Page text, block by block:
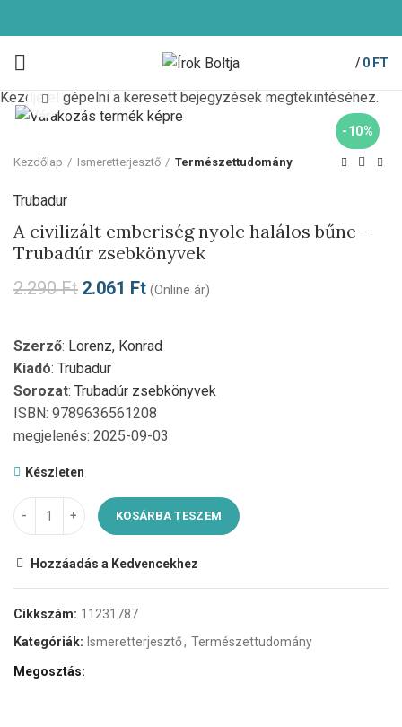
/ 0 FT
-10%
Click to enlarge
Kezdőlap Ismeretterjesztő Természettudomány
Trubadur
A civilizált emberiség nyolc halálos bűne –
Trubadúr zsebkönyvek
2.290Ft 2.061 Ft (Online ár)
Szerző: Lorenz, Konrad
Kiadó: Trubadur
Sorozat: Trubadúr zsebkönyvek
ISBN: 9789636561208
megjelenés: 2025-09-03
Készleten
KOSÁRBA TESZEM
Hozzáadás a Kedvencekhez
Cikkszám: 11231787
Kategóriák: Ismeretterjesztő, Természettudomány
Megosztás
Kezdje el gépelni a keresett bejegyzések megtekintéséhez.